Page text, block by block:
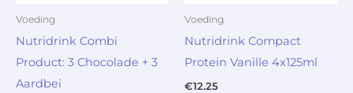
Voeding
Nutridrink Combi
Product: 3 Chocolade + 3
Aardbei
Voeding
Nutridrink Compact
Protein Vanille 4x125ml
€12.25